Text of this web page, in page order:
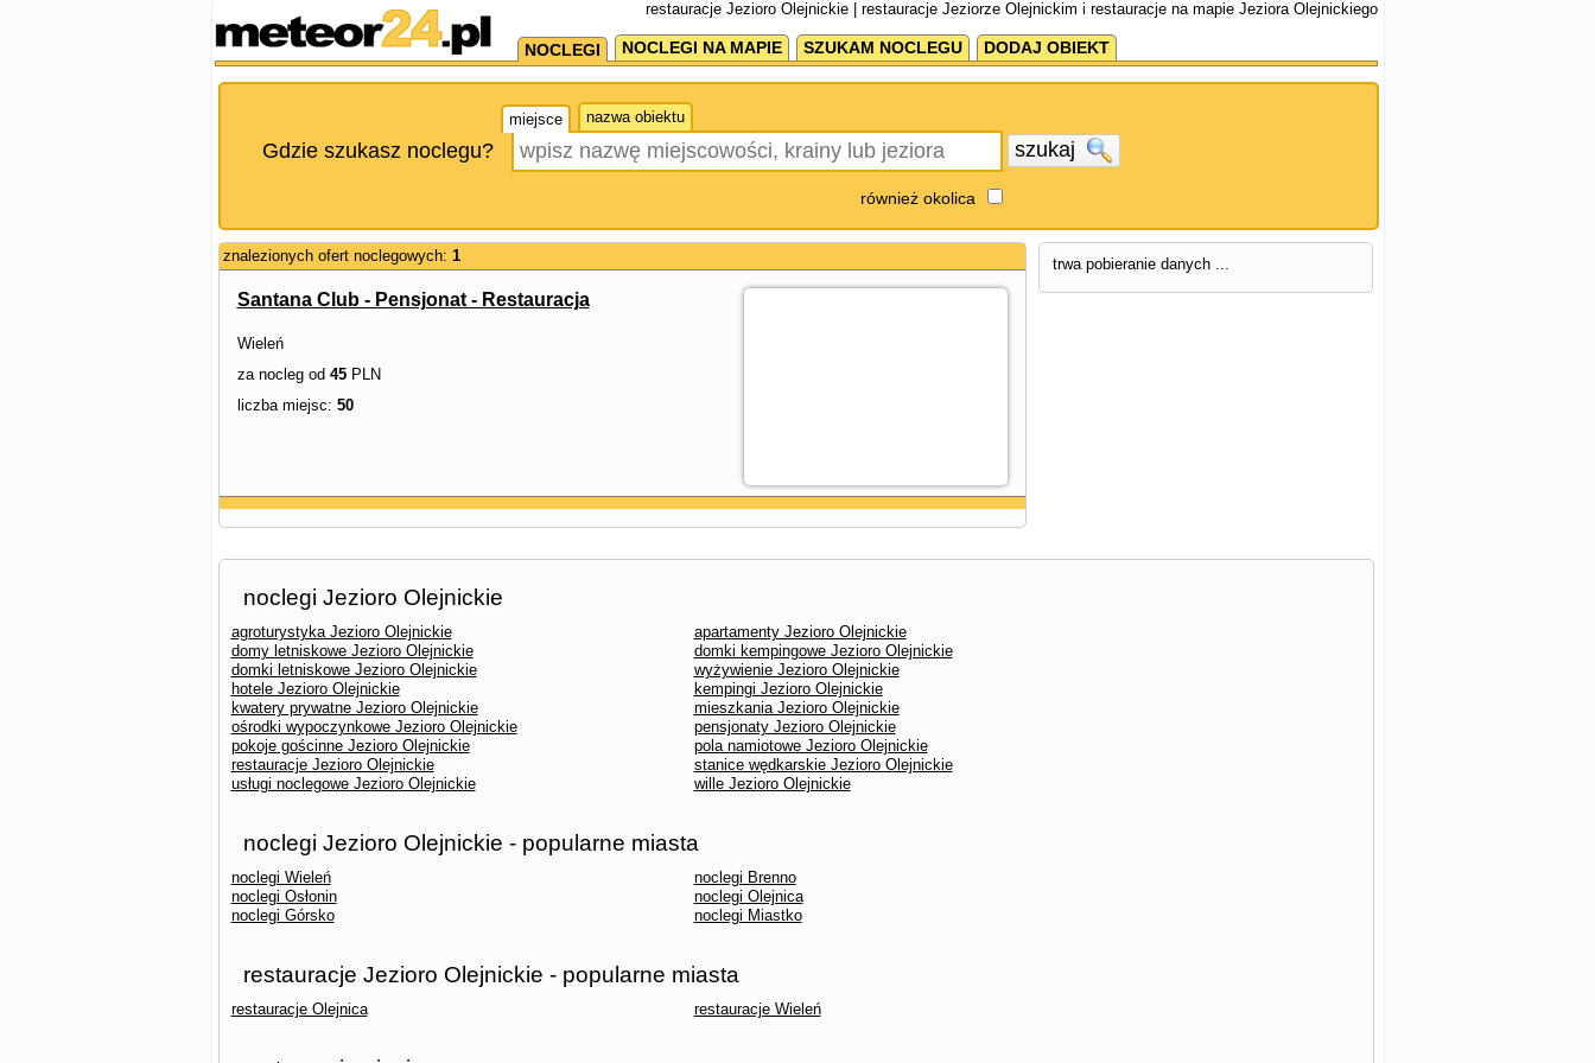
restauracje Jezioro Olejnickie | restauracje Jeziorze Olejnickim i restauracje na mapie Jeziora Olejnickiego
NOCLEGI NOCLEGI NA MAPIE SZUKAM NOCLEGU DODAJ OBIEKT
miejsce nazwa obiektu
Gdzie szukasz noclegu? szukaj
również okolica
znalezionych ofert noclegowych: 1
Santana Club - Pensjonat - Restauracja
Wieleń
za nocleg od 45PLN
liczba miejsc: 50
trwa pobieranie danych ...
noclegi Jezioro Olejnickie
agroturystyka Jezioro Olejnickie
apartamenty Jezioro Olejnickie
domy letniskowe Jezioro Olejnickie
domki kempingowe Jezioro Olejnickie
domki letniskowe Jezioro Olejnickie
wyżywienie Jezioro Olejnickie
hotele Jezioro Olejnickie
kempingi Jezioro Olejnickie
kwatery prywatne Jezioro Olejnickie
mieszkania Jezioro Olejnickie
ośrodki wypoczynkowe Jezioro Olejnickie
pensjonaty Jezioro Olejnickie
pokoje gościnne Jezioro Olejnickie
pola namiotowe Jezioro Olejnickie
restauracje Jezioro Olejnickie
stanice wędkarskie Jezioro Olejnickie
usługi noclegowe Jezioro Olejnickie
wille Jezioro Olejnickie
noclegi Jezioro Olejnickie - popularne miasta
noclegi Wieleń
noclegi Brenno
noclegi Osłonin
noclegi Olejnica
noclegi Górsko
noclegi Miastko
restauracje Jezioro Olejnickie - popularne miasta
restauracje Olejnica restauracje Wieleń